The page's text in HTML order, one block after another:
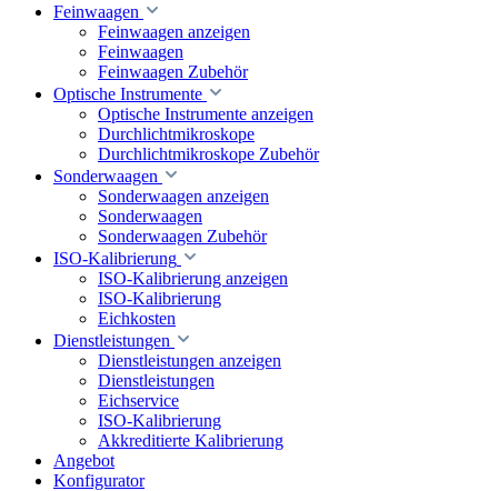
Feinwaagen
Feinwaagen anzeigen
Feinwaagen
Feinwaagen Zubehör
Optische Instrumente
Optische Instrumente anzeigen
Durchlichtmikroskope
Durchlichtmikroskope Zubehör
Sonderwaagen
Sonderwaagen anzeigen
Sonderwaagen
Sonderwaagen Zubehör
ISO-Kalibrierung
ISO-Kalibrierung anzeigen
ISO-Kalibrierung
Eichkosten
Dienstleistungen
Dienstleistungen anzeigen
Dienstleistungen
Eichservice
ISO-Kalibrierung
Akkreditierte Kalibrierung
Angebot
Konfigurator